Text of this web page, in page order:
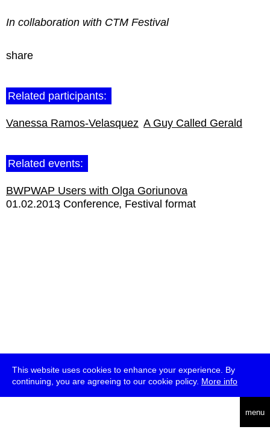
This website uses cookies to enhance your experience. By
continuing, you are agreeing to our cookie policy. More info
menu
In collaboration with CTM Festival
share
Related participants:
Vanessa Ramos-Velasquez A Guy Called Gerald
Related events:
BWPWAP Users with Olga Goriunova
01.02.2013 Conference Festival format